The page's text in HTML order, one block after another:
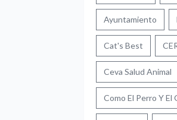
Ayuntamiento
Cat's Best
Ceva Salud Animal
Como El Perro Y El